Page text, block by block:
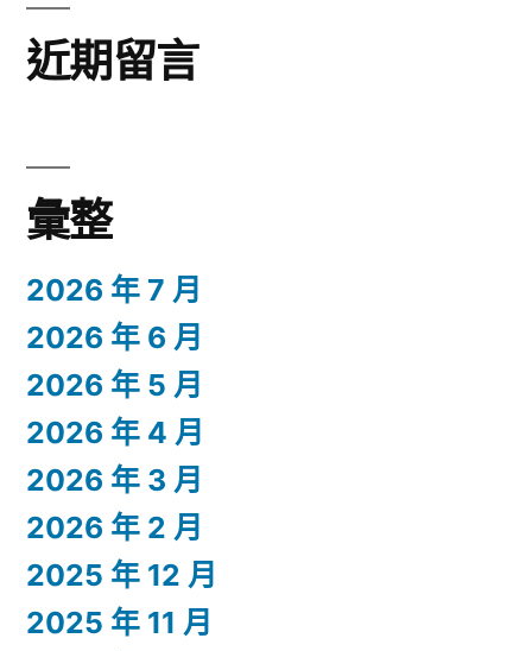
近期留言
彙整
2026 年 7 月
2026 年 6 月
2026 年 5 月
2026 年 4 月
2026 年 3 月
2026 年 2 月
2025 年 12 月
2025 年 11 月